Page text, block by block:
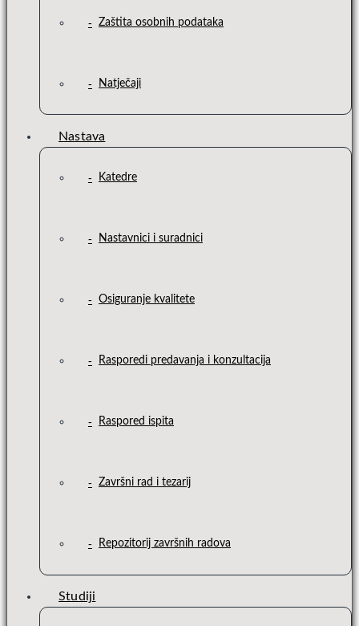
Zaštita osobnih podataka
Natječaji
Nastava
Katedre
Nastavnici i suradnici
Osiguranje kvalitete
Rasporedi predavanja i konzultacija
Raspored ispita
Završni rad i tezarij
Repozitorij završnih radova
Studiji